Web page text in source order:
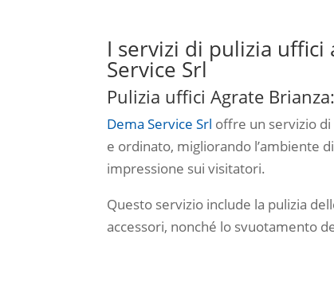
I servizi di pulizia uffici
Service Srl
Pulizia uffici Agrate
Dema Service Srl offre un servizio di
e ordinato, migliorando l’ambiente
impressione sui visitatori.
Questo servizio include la pulizia
accessori, nonché lo svuotamento